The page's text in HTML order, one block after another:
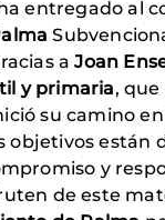
entregado al
aJoan
y primaria,
su camino en
objetivos están
y
de este